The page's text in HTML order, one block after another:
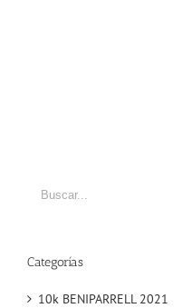
Buscar
Categorías
10k BENIPARRELL 2021